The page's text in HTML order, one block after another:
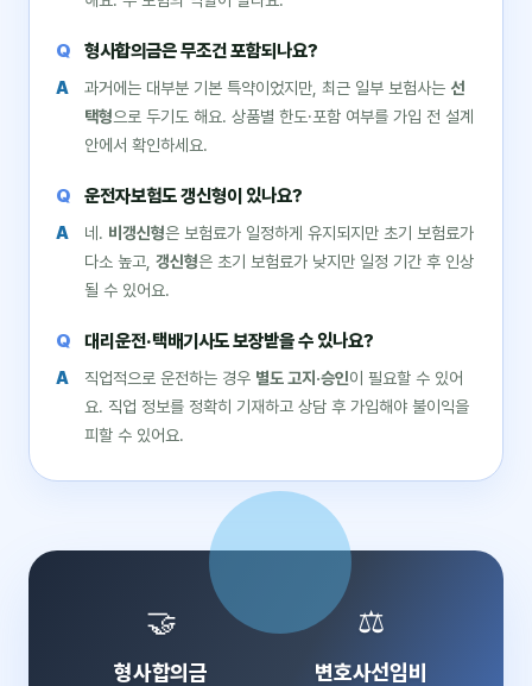
형사합의금은 무조건 포함되나요?
과거에는 대부분 기본 특약이었지만, 최근 일부 보험사는 선
택형으로 두기도 해요. 상품별 한도·포함 여부를 가입 전 설계
안에서 확인하세요.
운전자보험도 갱신형이 있나요?
네. 비갱신형은 보험료가 일정하게 유지되지만 초기 보험료가
다소 높고, 갱신형은 초기 보험료가 낮지만 일정 기간 후 인상
될 수 있어요.
대리운전·택배기사도 보장받을 수 있나요?
직업적으로 운전하는 경우 별도 고지·승인이 필요할 수 있어
요. 직업 정보를 정확히 기재하고 상담 후 가입해야 불이익을
피할 수 있어요.
🤝
형사합의금
⚖️
변호사선임비